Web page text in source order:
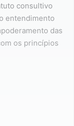
consultivo
entendimento
das
os princípios